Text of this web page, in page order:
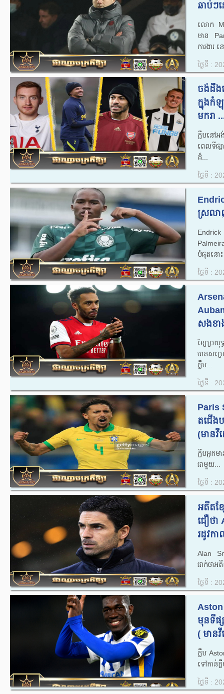
ឆាប់ៗ
លោក
មាន
ការងារ
ថ្ងៃទី :
ចង់ដឹង
ក្នុងកំ
មករា
ក្លឹបនៅ
ពេលទីផ្ស
ដ៏...
ថ្ងៃទី :
ស្រលា
បំផុតនោ
ថ្ងៃទី :
សងខា
ខ្សែប្រយុ
បាន​សម្រ
ក្លឹប...
ថ្ងៃទី :
Paris
តជើង
(មានវី
ក្លឹបអ្នក
ជាមួយ...
ថ្ងៃទី :
អតីតខ្
ជឿថា
រដូវក
Alan
ជាក់ថាអ
ថ្ងៃទី :
Aston
មុនទីផ្
( មាន
ក្លឹប
ទៅកាន់ក្
ថ្ងៃទី :